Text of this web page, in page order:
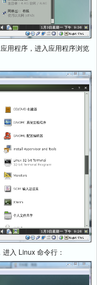
程序，进入应用程序浏览
入 Linux 命令行：